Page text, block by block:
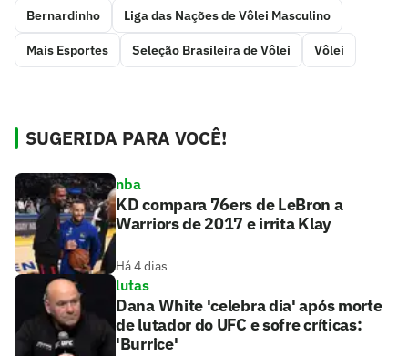
Bernardinho Liga das Nações de Vôlei Masculino
Mais Esportes Seleção Brasileira de Vôlei Vôlei
SUGERIDA PARA VOCÊ!
nba
KD compara 76ers de LeBron a
Warriors de 2017 e irrita Klay
Há 4 dias
lutas
Dana White 'celebra dia' após morte
de lutador do UFC e sofre críticas:
'Burrice'